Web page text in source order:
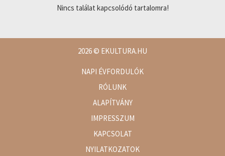
Nincs találat kapcsolódó tartalomra!
2026© EKULTURA.HU
NAPI ÉVFORDULÓK
RÓLUNK
ALAPÍTVÁNY
IMPRESSZUM
KAPCSOLAT
NYILATKOZATOK